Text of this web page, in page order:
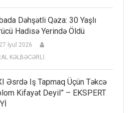
Dəhşətli Qəza: 30 Yaşlı
Hadisə Yerində Öldü
27 İyul 2026
KƏLBƏCƏRLİ
Əsrdə Iş Tapmaq Üçün Təkcə
Kifayət Deyil” – EKSPERT